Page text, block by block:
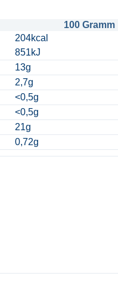
100 Gramm
204kcal
851kJ
13g
2,7g
<0,5g
<0,5g
21g
0,72g